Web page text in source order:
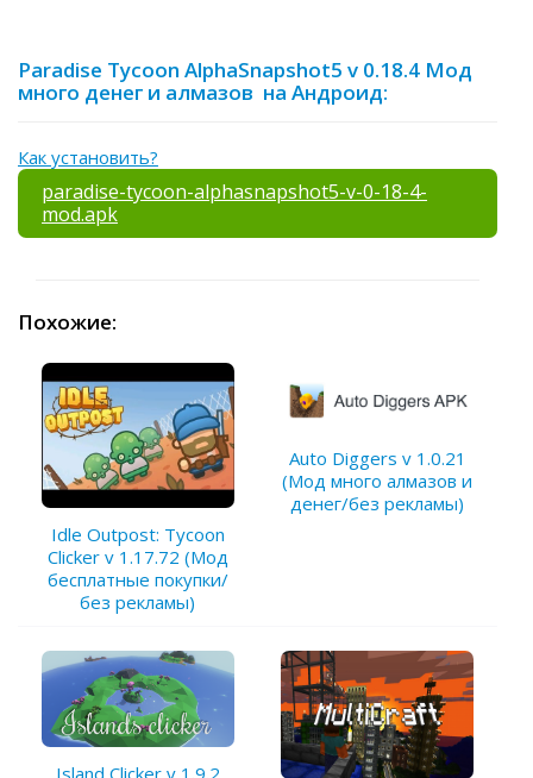
Paradise Tycoon AlphaSnapshot5 v 0.18.4 Мод
много денег и алмазов на Андроид:
Как установить?
paradise-tycoon-alphasnapshot5-v-0-18-4-
mod.apk
Похожие:
Idle Outpost: Tycoon
Clicker v 1.17.72 (Мод
бесплатные покупки/
без рекламы)
Auto Diggers v 1.0.21
(Мод много алмазов и
денег/без рекламы)
Island Clicker v 1.9.2